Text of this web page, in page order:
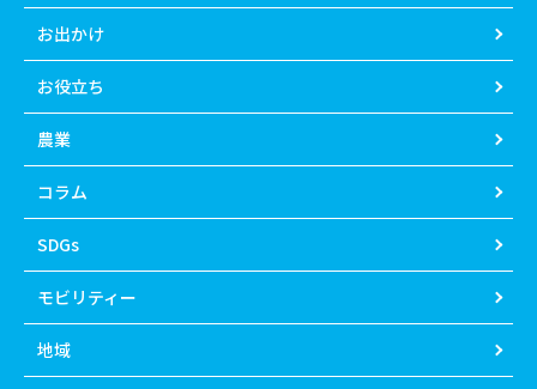
お出かけ
お役立ち
農業
コラム
SDGs
モビリティー
地域